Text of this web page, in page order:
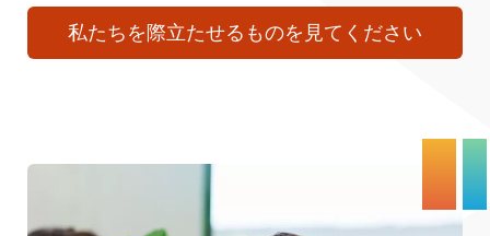
私たちを際立たせるものを見てください